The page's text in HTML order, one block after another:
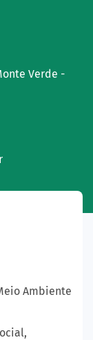
Verde -
Ambiente